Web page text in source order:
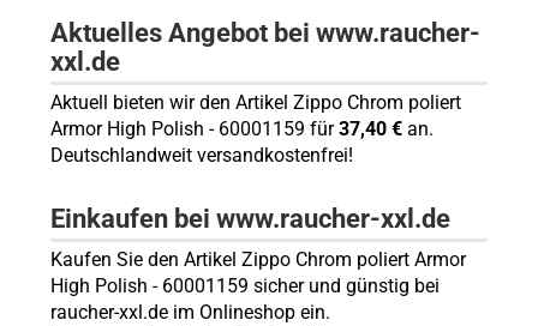
Aktuelles Angebot bei www.raucher-
xxl.de
Aktuell bieten wir den Artikel Zippo Chrom poliert
Armor High Polish - 60001159 für37,40 €an.
Deutschlandweit versandkostenfrei!
Einkaufen bei www.raucher-xxl.de
Kaufen Sie den Artikel Zippo Chrom poliert Armor
High Polish - 60001159 sicher und günstig bei
raucher-xxl.de im Onlineshop ein.